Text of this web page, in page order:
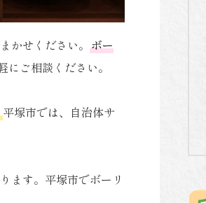
かせください。ボー
ご相談ください。
平塚市では、自治体サ
ます。平塚市でボーリ